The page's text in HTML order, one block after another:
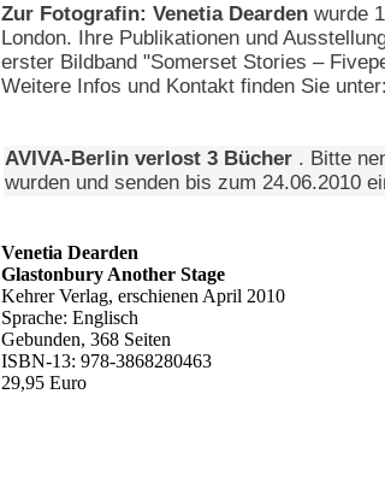
Zur Fotografin: Venetia Dearden wurde
London. Ihre Publikationen und
erster Bildband "Somerset Stories –
Weitere Infos und Kontakt finden Sie unter:
AVIVA-Berlin verlost 3 Bücher . Bitte
wurden und senden bis zum 24.06.2010
Venetia Dearden
Glastonbury Another Stage
Kehrer Verlag, erschienen April 2010
Sprache: Englisch
Gebunden, 368 Seiten
ISBN-13: 978-3868280463
29,95 Euro